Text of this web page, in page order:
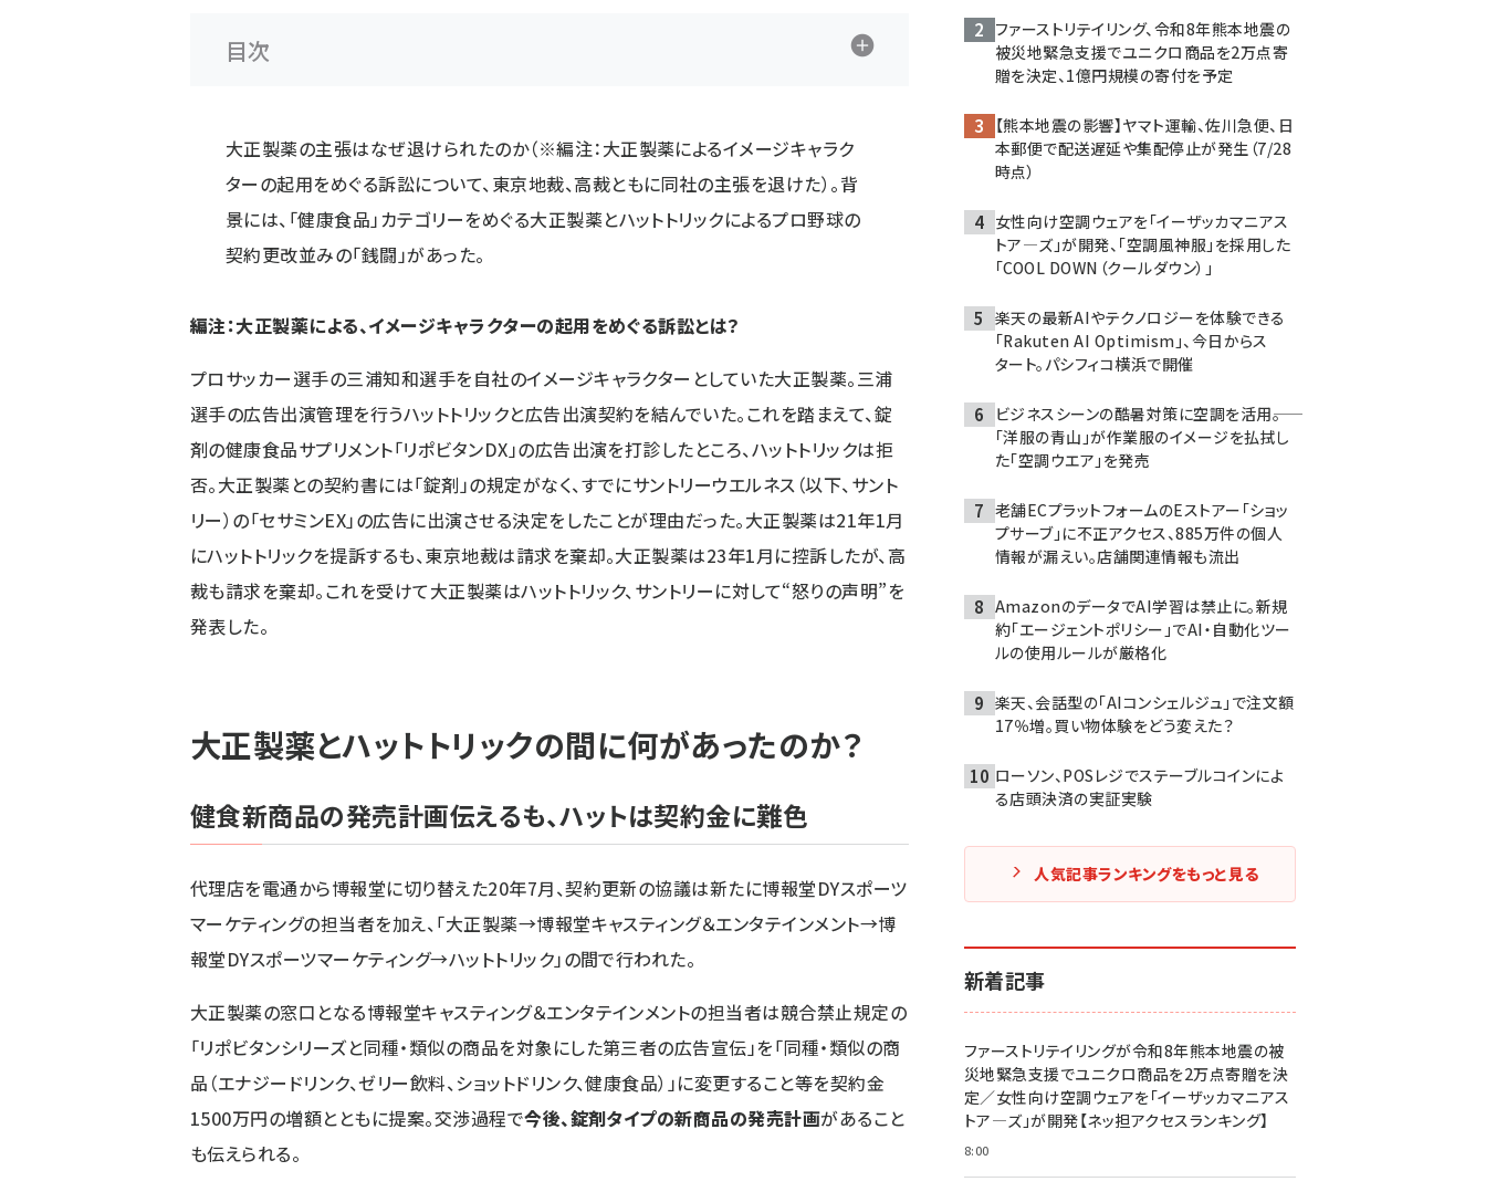
目次
大正製薬の主張はなぜ退けられたのか（※編注：大正製薬によるイメージキャラク
ターの起用をめぐる訴訟について、東京地裁、高裁ともに同社の主張を退けた）。背
景には、「健康食品」カテゴリーをめぐる大正製薬とハットトリックによるプロ野球の
契約更改並みの「銭闘」があった。
編注：大正製薬による、イメージキャラクターの起用をめぐる訴訟とは？
プロサッカー選手の三浦知和選手を自社のイメージキャラクターとしていた大正製薬。三浦
選手の広告出演管理を行うハットトリックと広告出演契約を結んでいた。これを踏まえて、錠
剤の健康食品サプリメント「リポビタンDX」の広告出演を打診したところ、ハットトリックは拒
否。大正製薬との契約書には「錠剤」の規定がなく、すでにサントリーウエルネス（以下、サント
リー）の「セサミンEX」の広告に出演させる決定をしたことが理由だった。大正製薬は21年1月
にハットトリックを提訴するも、東京地裁は請求を棄却。大正製薬は23年1月に控訴したが、高
裁も請求を棄却。これを受けて大正製薬はハットトリック、サントリーに対して“怒りの声明”を
発表した。
大正製薬とハットトリックの間に何があったのか？
健食新商品の発売計画伝えるも、ハットは契約金に難色
代理店を電通から博報堂に切り替えた20年7月、契約更新の協議は新たに博報堂DYスポーツ
マーケティングの担当者を加え、「大正製薬→博報堂キャスティング＆エンタテインメント→博
報堂DYスポーツマーケティング→ハットトリック」の間で行われた。
大正製薬の窓口となる博報堂キャスティング＆エンタテインメントの担当者は競合禁止規定の
「リポビタンシリーズと同種・類似の商品を対象にした第三者の広告宣伝」を「同種・類似の商
品（エナジードリンク、ゼリー飲料、ショットドリンク、健康食品）」に変更すること等を契約金
1500万円の増額とともに提案。交渉過程で今後、錠剤タイプの新商品の発売計画があること
も伝えられる。
ファーストリテイリング、令和8年熊本地震の
被災地緊急支援でユニクロ商品を2万点寄
贈を決定、1億円規模の寄付を予定
【熊本地震の影響】ヤマト運輸、佐川急便、日
本郵便で配送遅延や集配停止が発生（7/28
時点）
女性向け空調ウェアを「イーザッカマニアス
トア―ズ」が開発、「空調風神服」を採用した
「COOL DOWN（クールダウン）」
楽天の最新AIやテクノロジーを体験できる
「Rakuten AI Optimism」、今日からス
タート。パシフィコ横浜で開催
ビジネスシーンの酷暑対策に空調を活用――。
「洋服の青山」が作業服のイメージを払拭し
た「空調ウエア」を発売
老舗ECプラットフォームのEストアー「ショッ
プサーブ」に不正アクセス、885万件の個人
情報が漏えい。店舗関連情報も流出
AmazonのデータでAI学習は禁止に。新規
約「エージェントポリシー」でAI・自動化ツー
ルの使用ルールが厳格化
楽天、会話型の「AIコンシェルジュ」で注文額
17％増。買い物体験をどう変えた？
ローソン、POSレジでステーブルコインによ
る店頭決済の実証実験
人気記事ランキングをもっと見る
新着記事
ファーストリテイリングが令和8年熊本地震の被
災地緊急支援でユニクロ商品を2万点寄贈を決
定／女性向け空調ウェアを「イーザッカマニアス
トア―ズ」が開発【ネッ担アクセスランキング】
8:00